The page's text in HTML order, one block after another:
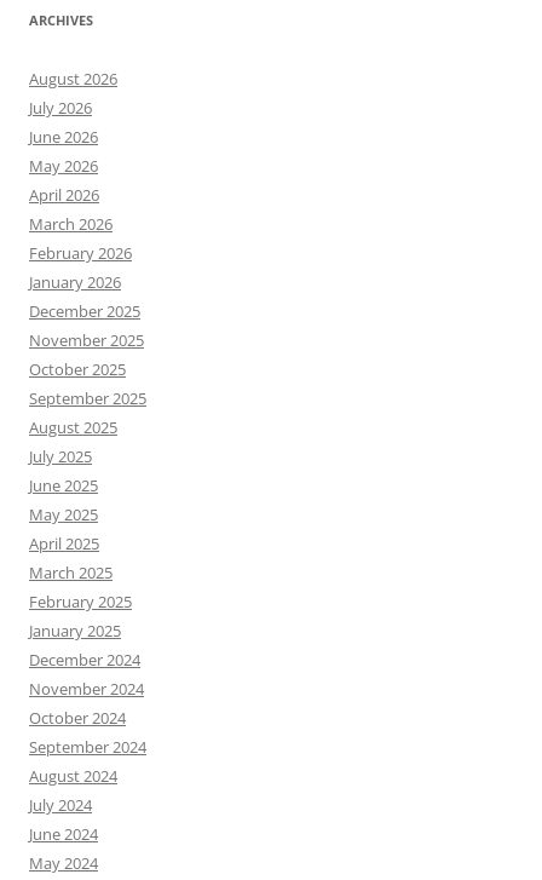
ARCHIVES
August 2026
July 2026
June 2026
May 2026
April 2026
March 2026
February 2026
January 2026
December 2025
November 2025
October 2025
September 2025
August 2025
July 2025
June 2025
May 2025
April 2025
March 2025
February 2025
January 2025
December 2024
November 2024
October 2024
September 2024
August 2024
July 2024
June 2024
May 2024